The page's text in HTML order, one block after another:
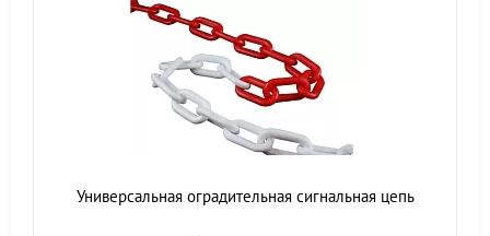
Универсальная оградительная сигнальная цепь